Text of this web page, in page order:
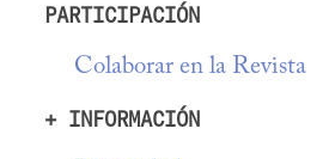
PARTICIPACIÓN
Colaborar en la Revista
+ INFORMACIÓN